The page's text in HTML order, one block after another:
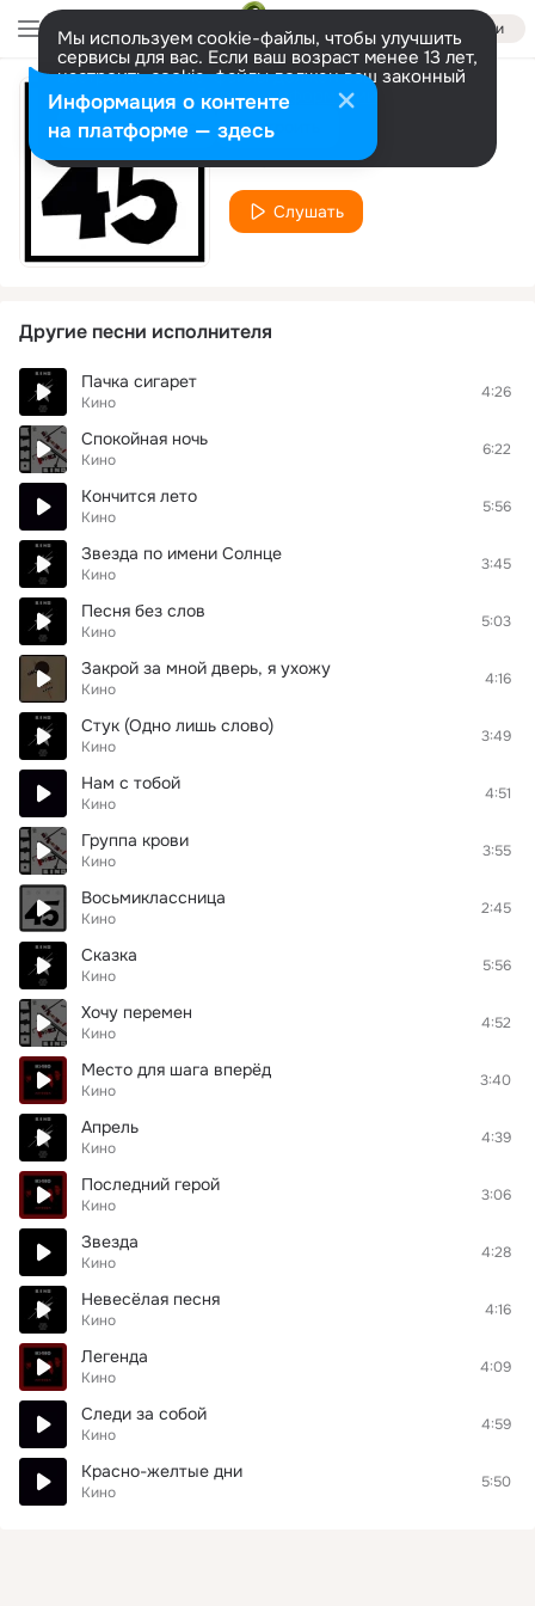
Войти
Мы используем cookie-файлы, чтобы улучшить
сервисы для вас. Если ваш возраст менее 13 лет,
настроить cookie-файлы должен ваш законный
представитель. Больше информации
Разрешить все Настроить
Ситар играл
Кино
Слушать
Другие песни исполнителя
Пачка сигарет
Кино
4:26
Спокойная ночь
Кино
6:22
Кончится лето
Кино
5:56
Звезда по имени Солнце
Кино
3:45
Песня без слов
Кино
5:03
Закрой за мной дверь, я ухожу
Кино
4:16
Стук (Одно лишь слово)
Кино
3:49
Нам с тобой
Кино
4:51
Группа крови
Кино
3:55
Восьмиклассница
Кино
2:45
Сказка
Кино
5:56
Хочу перемен
Кино
4:52
Место для шага вперёд
Кино
3:40
Апрель
Кино
4:39
Последний герой
Кино
3:06
Звезда
Кино
4:28
Невесёлая песня
Кино
4:16
Легенда
Кино
4:09
Следи за собой
Кино
4:59
Красно-желтые дни
Кино
5:50
Информация о контенте
на платформе — здесь